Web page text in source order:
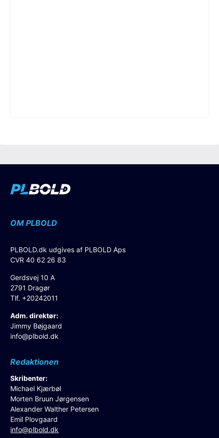
OM PLBOLD
PLBOLD.dk udgives af PLBOLD Aps
CVR 40 62 26 83
Gerdsvej 10 A
2791 Dragør
Tlf. +20242011
Adm. direktør:
Jimmy Bøjgaard
info@plbold.dk
Redaktionen
Skribenter:
Michael Kjærbøl
Morten Bruun Jørgensen
Alexander Walther Petersen
Emil Plovgaard
info@plbold.dk